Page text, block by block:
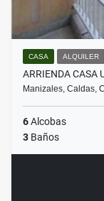
CASA ALQUILER
ARRIENDA CASA
Manizales, Caldas,
6Alcobas
3 Baños